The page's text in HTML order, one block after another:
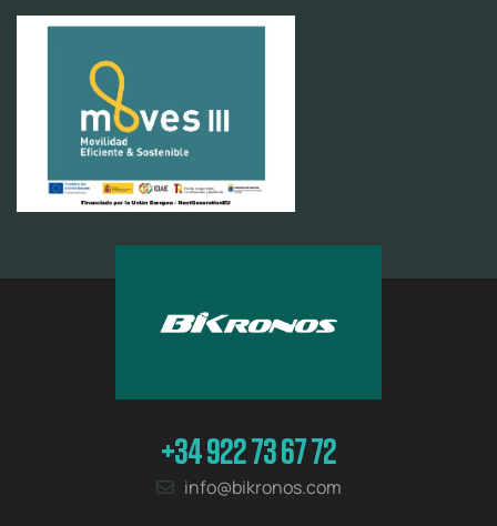
+34 922 73 67 72
info@bikronos.com